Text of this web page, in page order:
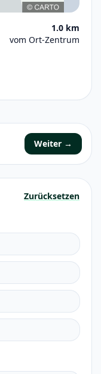
Zurücksetzen
1.0 km
vom Ort-Zentrum
Weiter →